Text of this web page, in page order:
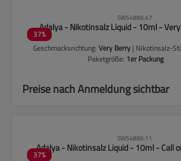
37%
SW54886.47
Adalya - Nikotinsalz Liquid - 10ml -
Geschmacksrichtung:Very Berry | Nikotinsalz-
Paketgröße: 1er Packung
Preise nach Anmeldung sichtbar
37%
SW54886.11
Adalya - Nikotinsalz Liquid - 10ml - Call